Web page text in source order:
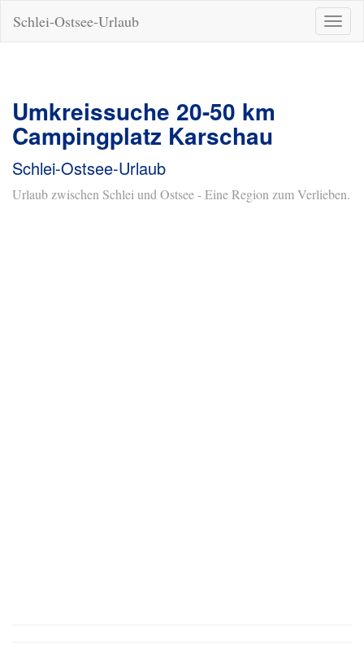
ein-/
Schlei-Ostsee-Urlaub
Umkreissuche 20-50 km
Campingplatz Karschau
Schlei-Ostsee-Urlaub
Urlaub zwischen Schlei und Ostsee - Eine Region zum Verlieben.